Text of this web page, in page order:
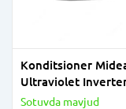
Konditsioner
Ultraviolet
Sotuvda mavjud